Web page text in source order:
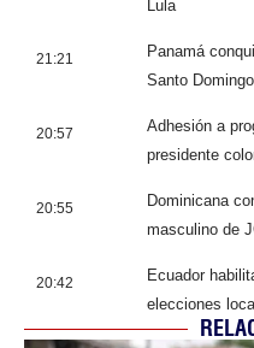
Lula
21:21
Panamá
Santo
20:57
Adhesión a
presidente
20:55
Dominicana
masculino de
20:42
Ecuador
elecciones